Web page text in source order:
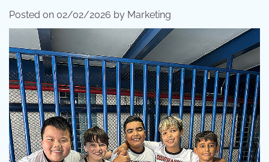
Posted on 02/02/2026 by Marketing